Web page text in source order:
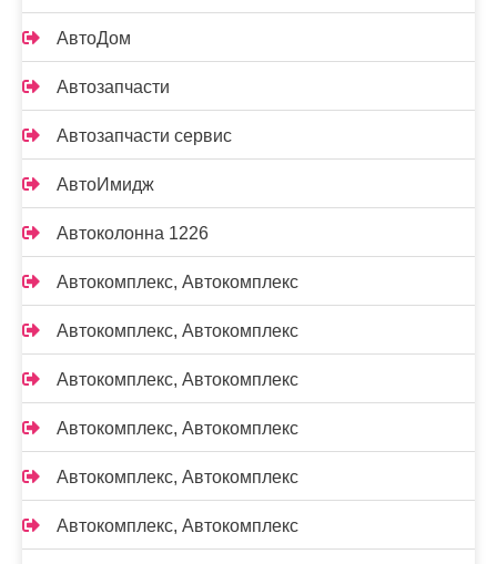
АвтоДом
Автозапчасти
Автозапчасти сервис
АвтоИмидж
Автоколонна 1226
Автокомплекс, Автокомплекс
Автокомплекс, Автокомплекс
Автокомплекс, Автокомплекс
Автокомплекс, Автокомплекс
Автокомплекс, Автокомплекс
Автокомплекс, Автокомплекс